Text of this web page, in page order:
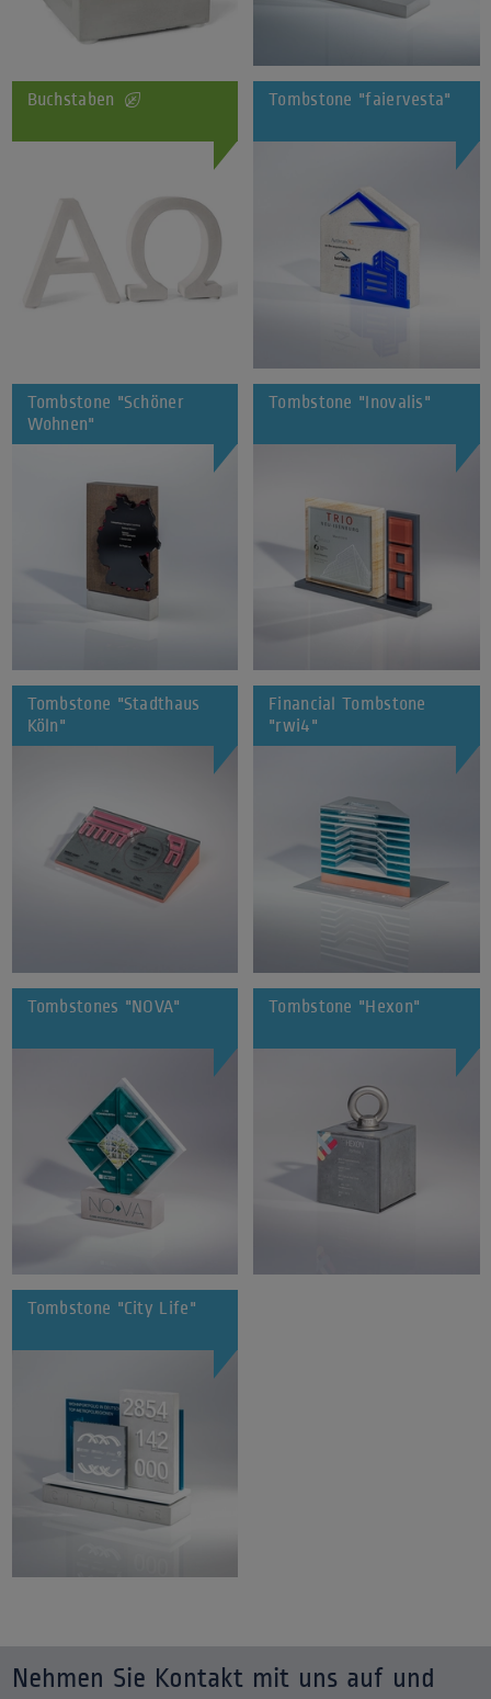
Buchstaben Tombstone "faiervesta"
Tombstone "Schöner
Wohnen"
Tombstone "Inovalis"
Tombstone "Stadthaus
Köln"
Financial Tombstone
"rwi4"
Tombstones "NOVA" Tombstone "Hexon"
Tombstone "City Life"
Nehmen Sie Kontakt mit uns auf und